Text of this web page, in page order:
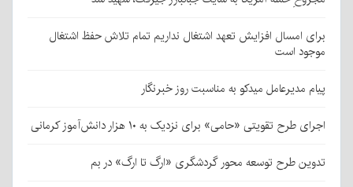
برای امسال افزایش تعهد اشتغال نداریم تمام تلاش حفظ اشتغال
موجود است
پیام مدیرعامل میدکو به مناسبت روز خبرنگار
اجرای طرح تقویتی «حامی» برای نزدیک به ۱۰ هزار دانش‌آموز کرمانی
تدوین طرح توسعه محور گردشگری «ارگ تا ارگ» در بم